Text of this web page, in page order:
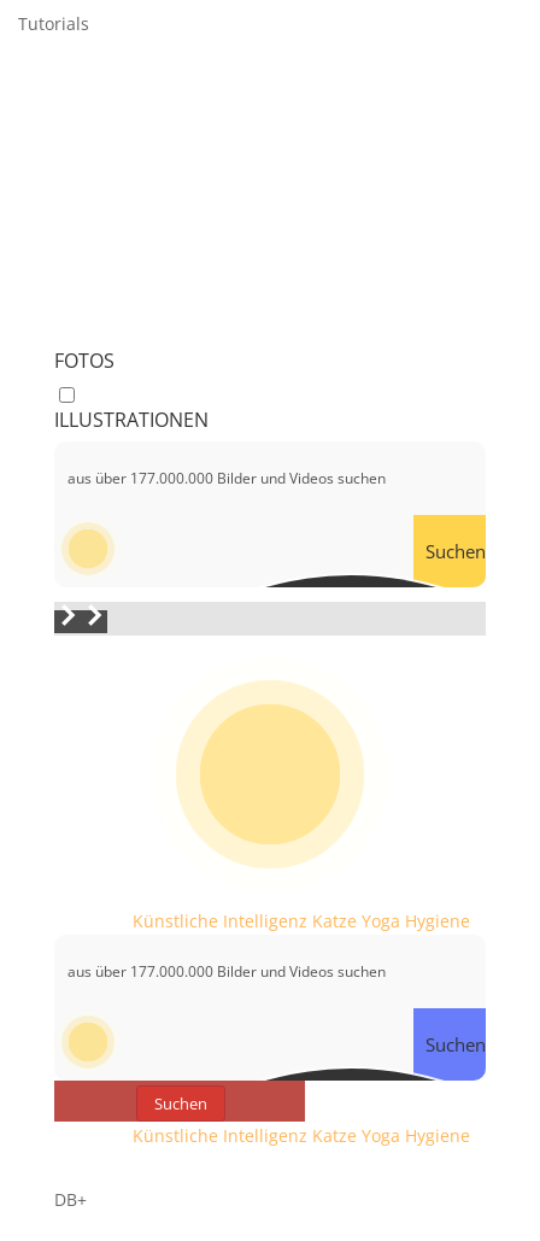
Tutorials
FOTOS
ILLUSTRATIONEN
Suchen
Künstliche Intelligenz Katze Yoga Hygiene
Suchen
Suchen
Künstliche Intelligenz Katze Yoga Hygiene
DB+